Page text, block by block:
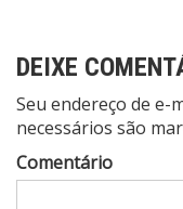
DEIXE
Seu endereço de e-
necessários são
Comentário